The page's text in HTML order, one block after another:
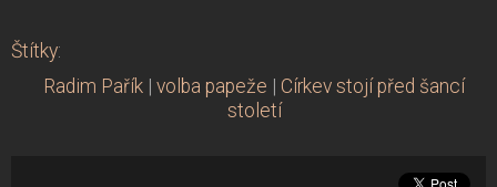
Štítky:
Radim Pařík | volba papeže | Církev stojí před šancí
století